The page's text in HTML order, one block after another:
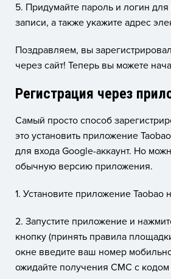
5. Придумайте пароль и логин
записи, а также укажите адрес
Поздравляем, вы
через сайт! Теперь вы можете
Регистрация через
Самый просто способ
это установить приложение
для входа Google-аккаунт. Но
обычную версию приложения.
1. Установите приложение Taobao
2. Запустите приложение и
кнопку (принять правила
окне введите ваш номер
ожидайте получения СМС с